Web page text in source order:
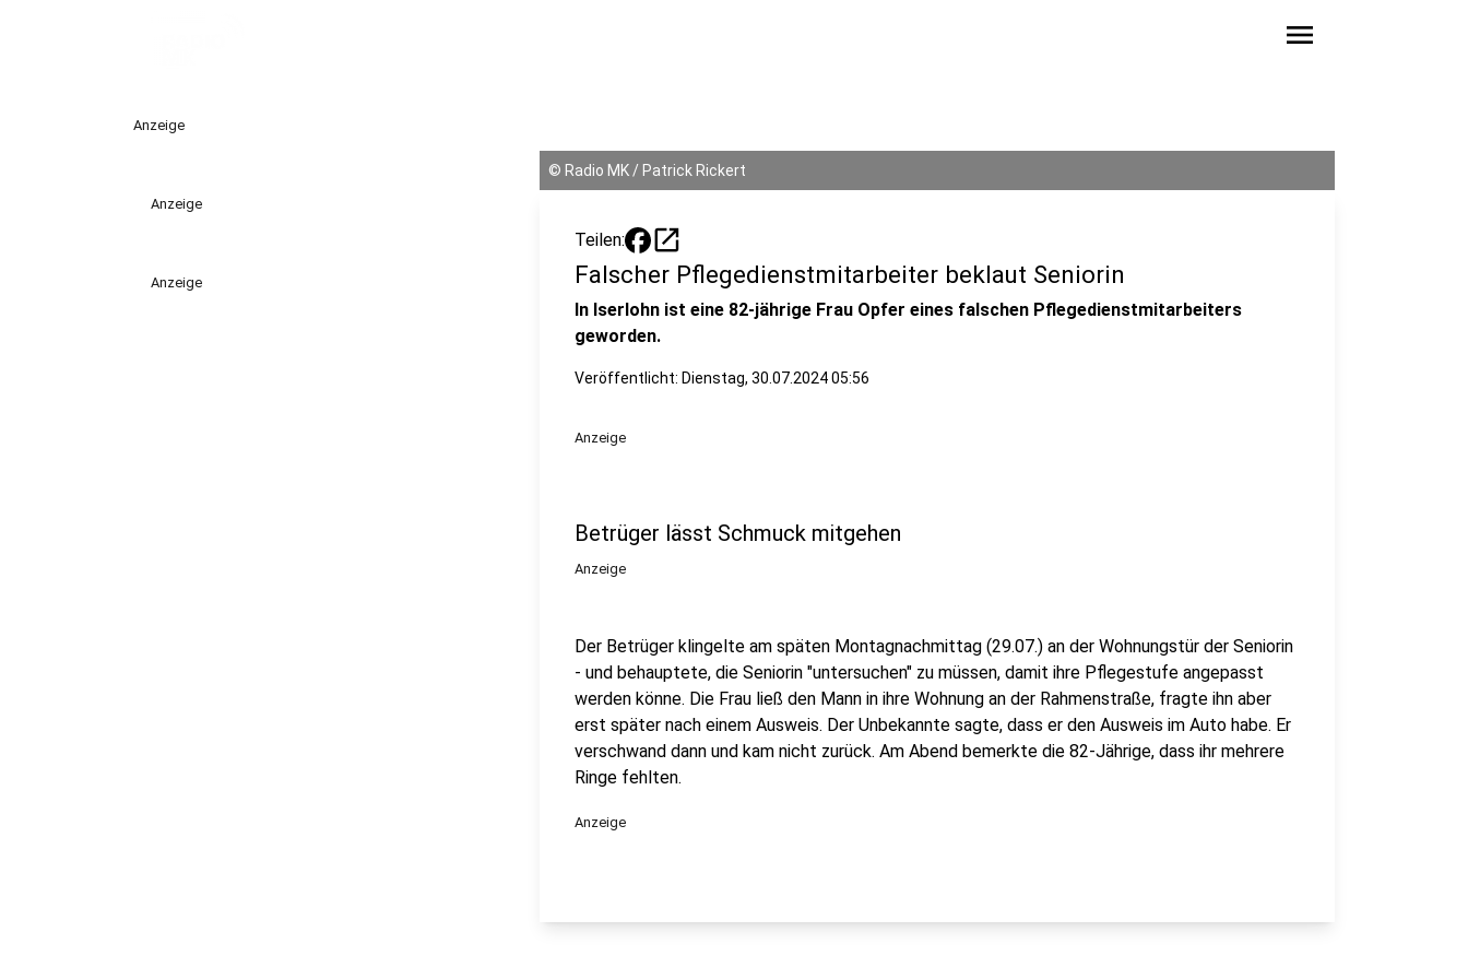
menu
Anzeige
Anzeige
Anzeige
© Radio MK / Patrick Rickert
Teilen: open_in_new
Falscher Pflegedienstmitarbeiter beklaut Seniorin
In Iserlohn ist eine 82-jährige Frau Opfer eines falschen Pflegedienstmitarbeiters
geworden.
Veröffentlicht: Dienstag, 30.07.2024 05:56
Anzeige
Betrüger lässt Schmuck mitgehen
Anzeige
Der Betrüger klingelte am späten Montagnachmittag (29.07.) an der Wohnungstür der Seniorin
- und behauptete, die Seniorin "untersuchen" zu müssen, damit ihre Pflegestufe angepasst
werden könne. Die Frau ließ den Mann in ihre Wohnung an der Rahmenstraße, fragte ihn aber
erst später nach einem Ausweis. Der Unbekannte sagte, dass er den Ausweis im Auto habe. Er
verschwand dann und kam nicht zurück. Am Abend bemerkte die 82-Jährige, dass ihr mehrere
Ringe fehlten.
Anzeige